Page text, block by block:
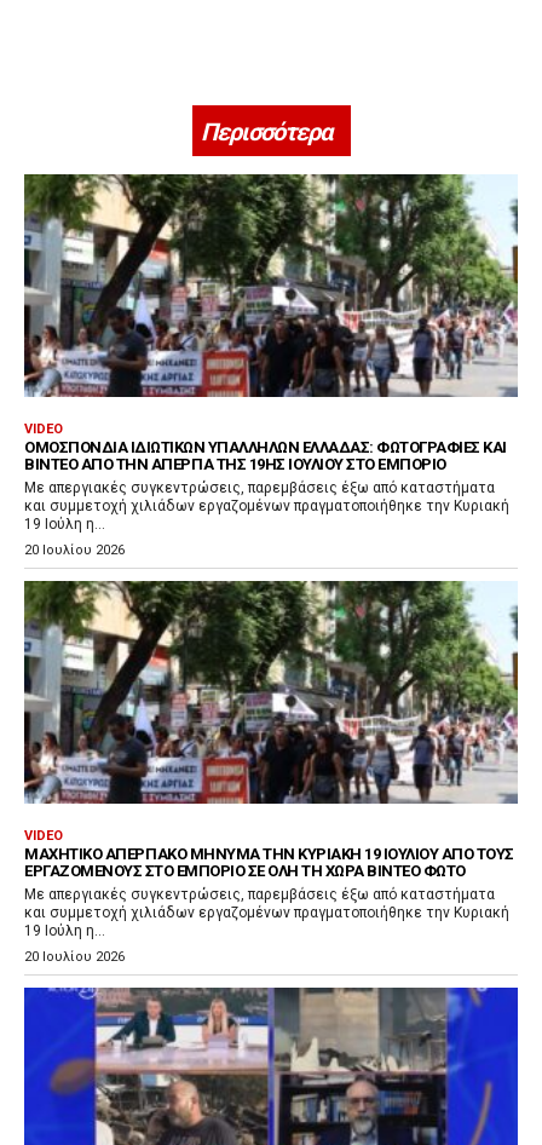
Περισσότερα
VIDEO
ΟΜΟΣΠΟΝΔΊΑ ΙΔΙΩΤΙΚΏΝ ΥΠΑΛΛΉΛΩΝ ΕΛΛΆΔΑΣ: ΦΩΤΟΓΡΑΦΊΕΣ ΚΑΙ
ΒΊΝΤΕΟ ΑΠΌ ΤΗΝ ΑΠΕΡΓΊΑ ΤΗΣ 19ΗΣ ΙΟΥΛΊΟΥ ΣΤΟ ΕΜΠΌΡΙΟ
Με απεργιακές συγκεντρώσεις, παρεμβάσεις έξω από καταστήματα
και συμμετοχή χιλιάδων εργαζομένων πραγματοποιήθηκε την Κυριακή
19 Ιούλη η...
20 Ιουλίου 2026
VIDEO
ΜΑΧΗΤΙΚΌ ΑΠΕΡΓΙΑΚΌ ΜΉΝΥΜΑ ΤΗΝ ΚΥΡΙΑΚΉ 19 ΙΟΥΛΊΟΥ ΑΠΌ ΤΟΥΣ
ΕΡΓΑΖΌΜΕΝΟΥΣ ΣΤΟ ΕΜΠΌΡΙΟ ΣΕ ΌΛΗ ΤΗ ΧΏΡΑ ΒΙΝΤΕΟ ΦΩΤΟ
Με απεργιακές συγκεντρώσεις, παρεμβάσεις έξω από καταστήματα
και συμμετοχή χιλιάδων εργαζομένων πραγματοποιήθηκε την Κυριακή
19 Ιούλη η...
20 Ιουλίου 2026